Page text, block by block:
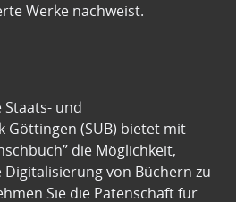
Werke nachweist.
Staats- und
Göttingen (SUB) bietet mit
die Möglichkeit,
von Büchern zu
Sie die Patenschaft für